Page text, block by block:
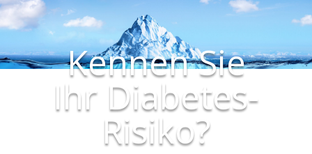
Kennen Sie
Ihr Diabetes-
Risiko?